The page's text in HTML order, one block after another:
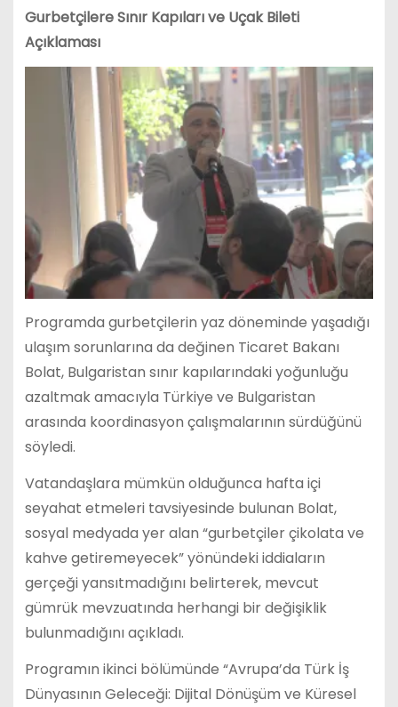
Gurbetçilere Sınır Kapıları ve Uçak Bileti
Açıklaması
Programda gurbetçilerin yaz döneminde yaşadığı
ulaşım sorunlarına da değinen Ticaret Bakanı
Bolat, Bulgaristan sınır kapılarındaki yoğunluğu
azaltmak amacıyla Türkiye ve Bulgaristan
arasında koordinasyon çalışmalarının sürdüğünü
söyledi.
Vatandaşlara mümkün olduğunca hafta içi
seyahat etmeleri tavsiyesinde bulunan Bolat,
sosyal medyada yer alan “gurbetçiler çikolata ve
kahve getiremeyecek” yönündeki iddiaların
gerçeği yansıtmadığını belirterek, mevcut
gümrük mevzuatında herhangi bir değişiklik
bulunmadığını açıkladı.
Programın ikinci bölümünde “Avrupa’da Türk İş
Dünyasının Geleceği: Dijital Dönüşüm ve Küresel